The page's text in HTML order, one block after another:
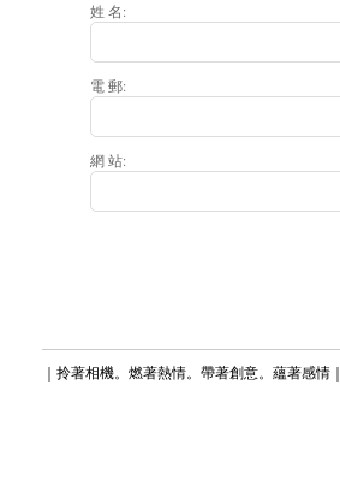
姓 名:
電 郵:
網 站:
｜拎著相機。燃著熱情。帶著創意。蘊著感情｜